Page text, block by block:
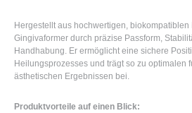
Hergestellt aus hochwertigen,
Gingivaformer durch präzise Passform,
Handhabung. Er ermöglicht eine sichere
Heilungsprozesses und trägt so zu optimalen
ästhetischen Ergebnissen bei.
Produktvorteile auf einen Blick: